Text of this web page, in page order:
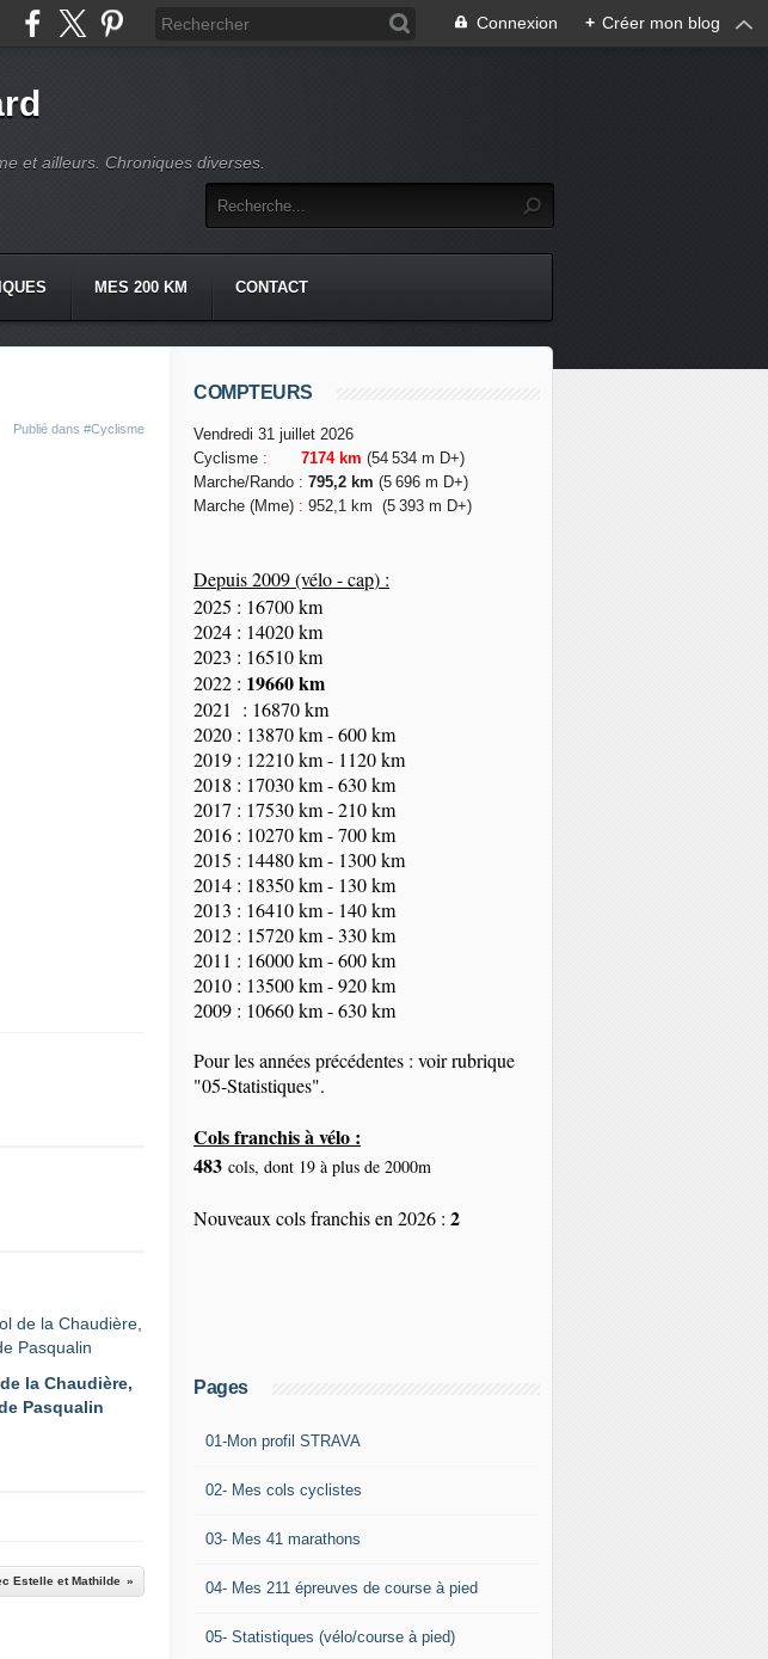
Connexion + Créer mon blog
et ailleurs. Chroniques diverses.
MES 200 KM CONTACT
Publié dans #Cyclisme
la Chaudière,
Pasqualin
Estelle et Mathilde
COMPTEURS
Vendredi 31 juillet 2026
Cyclisme : 7174 km (54 534 m D+)
Marche/Rando : 795,2 km (5 696 m D+)
Marche (Mme) : 952,1 km (5 393 m D+)
Depuis 2009 (vélo - cap) :
2025 : 16700 km
2024 : 14020 km
2023 : 16510 km
2022 : 19660 km
2021 : 16870 km
2020 : 13870 km - 600 km
2019 : 12210 km - 1120 km
2018 : 17030 km - 630 km
2017 : 17530 km - 210 km
2016 : 10270 km - 700 km
2015 : 14480 km - 1300 km
2014 : 18350km- 130 km
2013 : 16410 km - 140 km
2012 : 15720 km - 330 km
2011 : 16000 km - 600 km
2010 : 13500 km - 920 km
2009 : 10660 km - 630 km
Pour les années précédentes : voir rubrique
"05-Statistiques".
Cols franchis à vélo :
483 cols, dont 19 à plus de 2000m
Nouveaux cols franchis en 2026 : 2
Pages
01-Mon profil STRAVA
02- Mes cols cyclistes
03- Mes 41 marathons
04- Mes 211 épreuves de course à pied
05- Statistiques (vélo/course à pied)